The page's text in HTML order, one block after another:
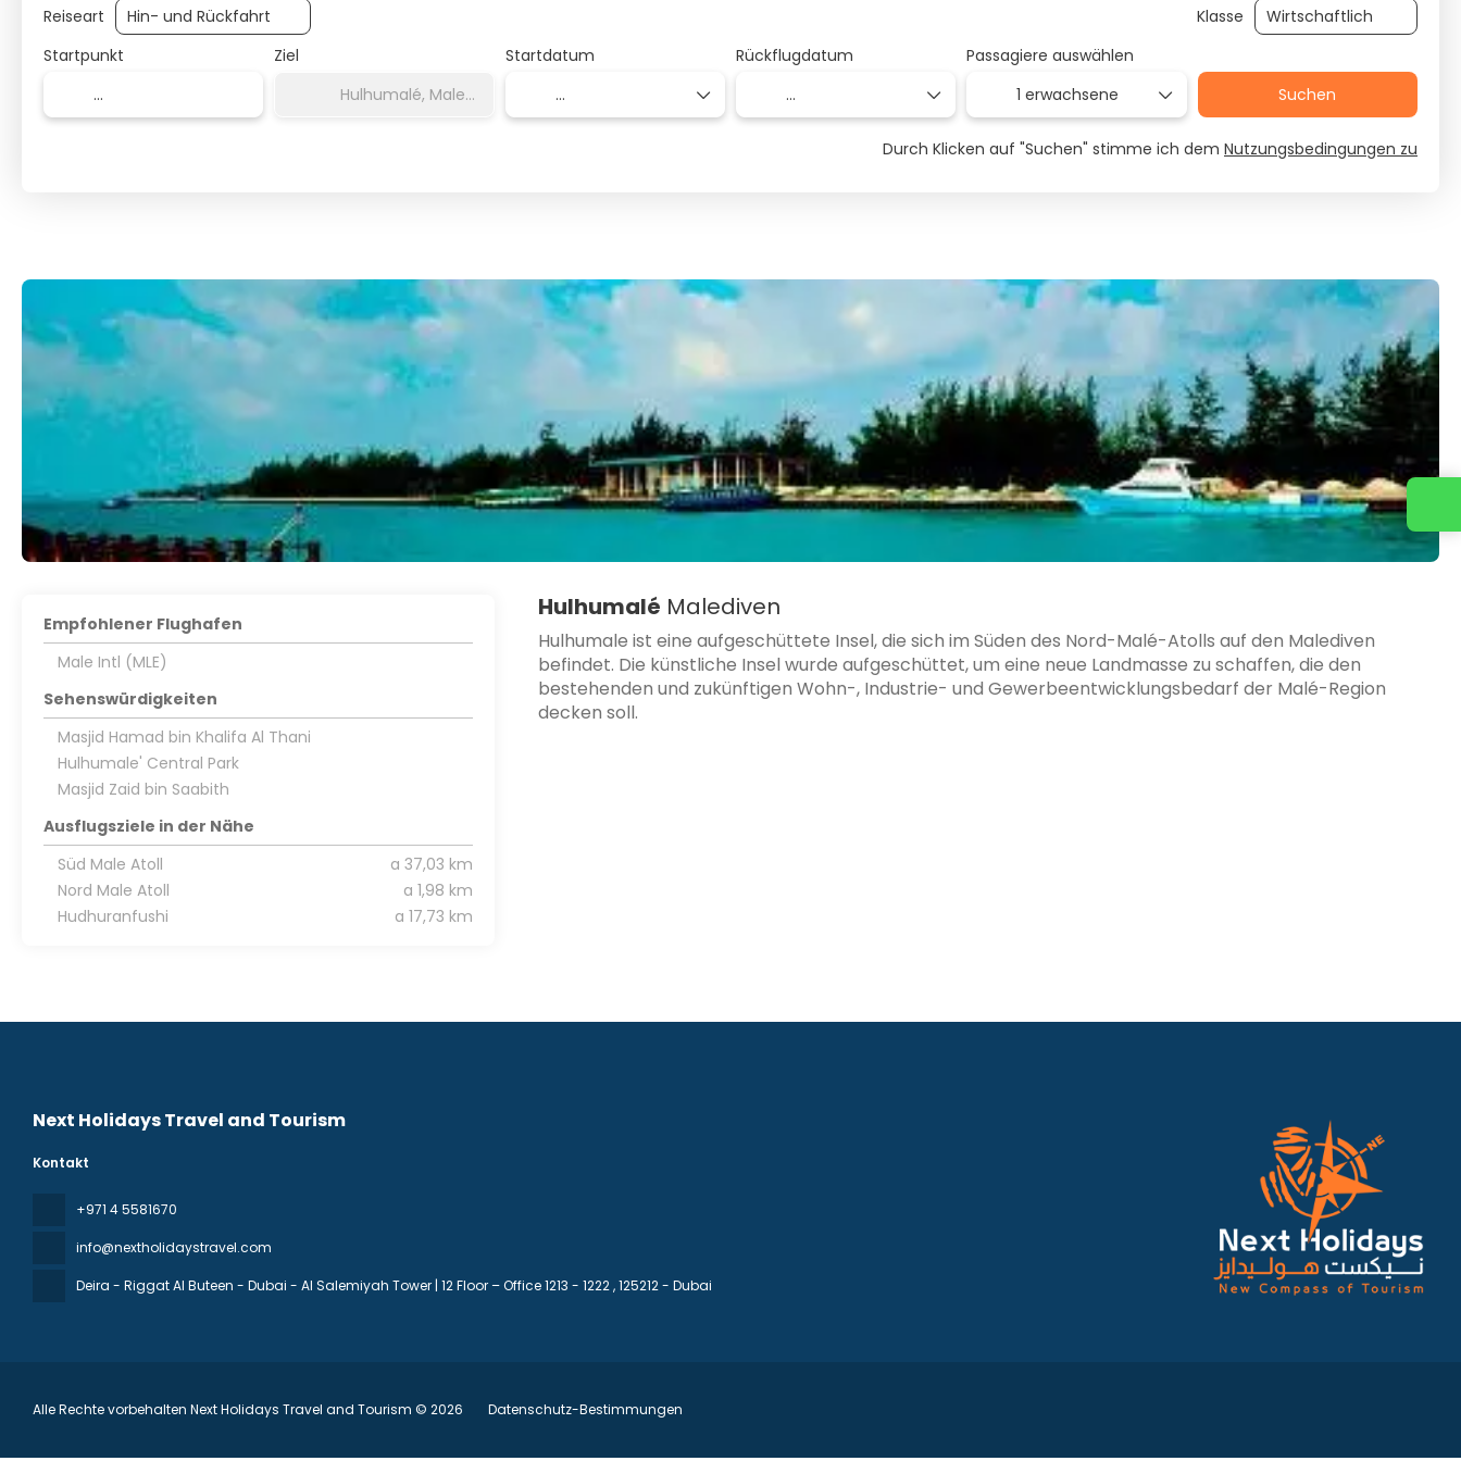
Reiseart
Klasse
Startpunkt
Ziel Startdatum Rückflugdatum
Passagiere auswählen
1 erwachsene
Suchen
Durch Klicken auf "Suchen" stimme ich dem Nutzungsbedingungen zu
Hulhumalé Malediven
Hulhumale ist eine aufgeschüttete Insel, die sich im Süden des Nord-Malé-Atolls auf den Malediven
befindet. Die künstliche Insel wurde aufgeschüttet, um eine neue Landmasse zu schaffen, die den
bestehenden und zukünftigen Wohn-, Industrie- und Gewerbeentwicklungsbedarf der Malé-Region
decken soll.
Empfohlener Flughafen
Male Intl (MLE)
Sehenswürdigkeiten
Masjid Hamad bin Khalifa Al Thani
Hulhumale' Central Park
Masjid Zaid bin Saabith
Ausflugsziele in der Nähe
Süd Male Atoll
a 37,03 km
Nord Male Atoll
a 1,98 km
Hudhuranfushi
a 17,73 km
Next Holidays Travel and Tourism
Kontakt
+971 4 5581670
info@nextholidaystravel.com
Deira - Riggat Al Buteen - Dubai - Al Salemiyah Tower | 12 Floor – Office 1213 - 1222, 125212 - Dubai
Alle Rechte vorbehalten Next Holidays Travel and Tourism © 2026 Datenschutz-Bestimmungen
Kontaktieren Sie uns